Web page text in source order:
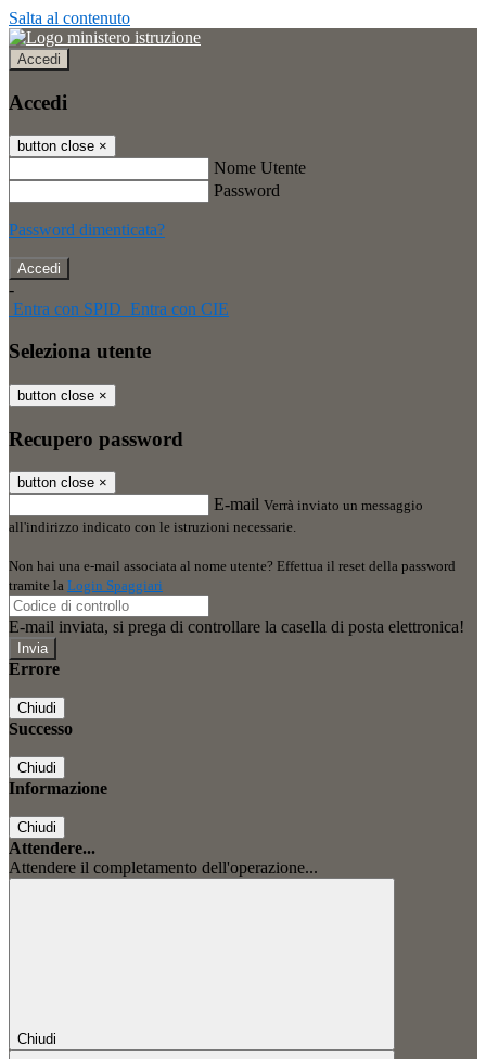
Salta al contenuto
Accedi
Accedi
button close ×
Nome Utente
Password
Password dimenticata?
-
Entra con SPID Entra con CIE
Seleziona utente
button close ×
Recupero password
button close ×
E-mail Verrà inviato un messaggio
all'indirizzo indicato con le istruzioni necessarie.
Non hai una e-mail associata al nome utente? Effettua il reset della password
tramite la Login Spaggiari
E-mail inviata, si prega di controllare la casella di posta elettronica!
Errore
Chiudi
Successo
Chiudi
Informazione
Chiudi
Attendere...
Attendere il completamento dell'operazione...
Chiudi